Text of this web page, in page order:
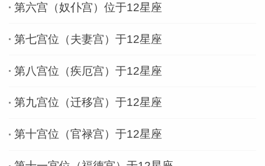
第六宫（奴仆宫）位于12星座
第七宫位（夫妻宫）于12星座
第八宫位（疾厄宫）于12星座
第九宫位（迁移宫）于12星座
第十宫位（官禄宫）于12星座